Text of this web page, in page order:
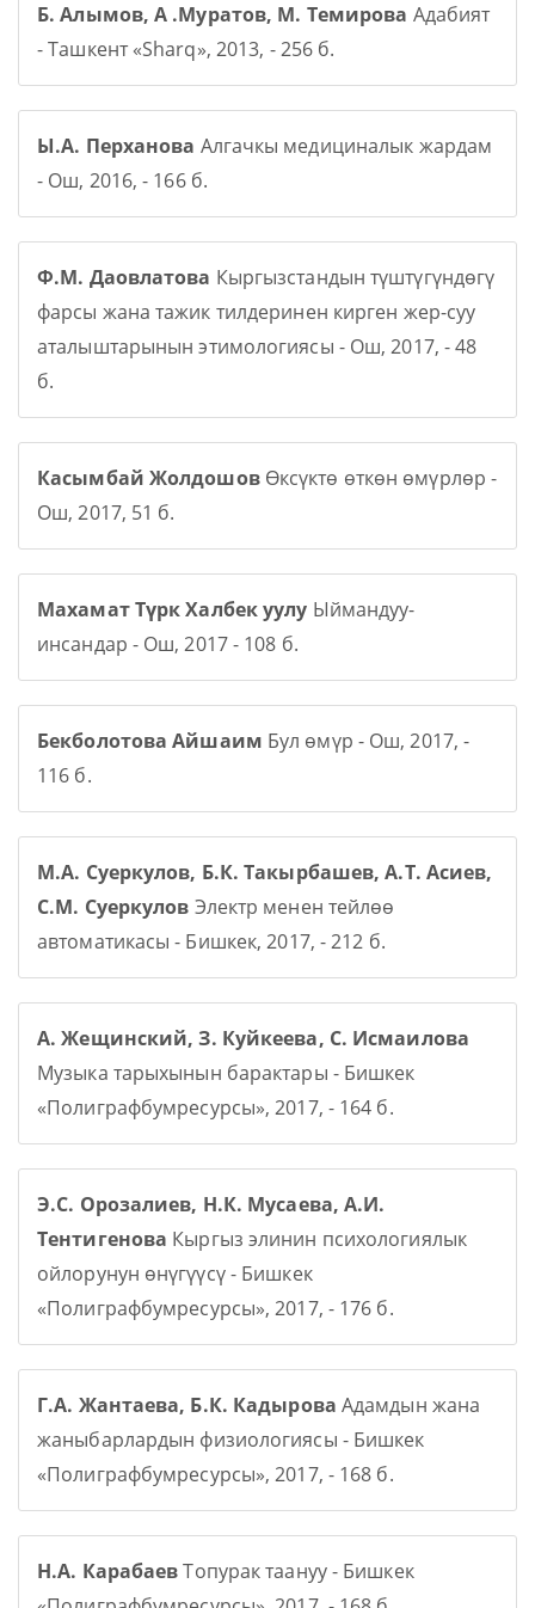
Б. Алымов, А .Муратов, М. Темирова Адабият
- Ташкент «Sharq», 2013, - 256 б.
Ы.А. Перханова Алгачкы медициналык жардам
- Ош, 2016, - 166 б.
Ф.М. Даовлатова Кыргызстандын түштүгүндөгү
фарсы жана тажик тилдеринен кирген жер-суу
аталыштарынын этимологиясы - Ош, 2017, - 48
б.
Касымбай Жолдошов Өксүктө өткөн өмүрлөр -
Ош, 2017, 51 б.
Махамат Түрк Халбек уулу Ыймандуу-
инсандар - Ош, 2017 - 108 б.
Бекболотова Айшаим Бул өмүр - Ош, 2017, -
116 б.
М.А. Суеркулов, Б.К. Такырбашев, А.Т. Асиев,
С.М. Суеркулов Электр менен тейлөө
автоматикасы - Бишкек, 2017, - 212 б.
А. Жещинский, З. Куйкеева, С. Исмаилова
Музыка тарыхынын барактары - Бишкек
«Полиграфбумресурсы», 2017, - 164 б.
Э.С. Орозалиев, Н.К. Мусаева, А.И.
Тентигенова Кыргыз элинин психологиялык
ойлорунун өнүгүүсү - Бишкек
«Полиграфбумресурсы», 2017, - 176 б.
Г.А. Жантаева, Б.К. Кадырова Адамдын жана
жаныбарлардын физиологиясы - Бишкек
«Полиграфбумресурсы», 2017, - 168 б.
Н.А. КарабаевТопурак таануу - Бишкек